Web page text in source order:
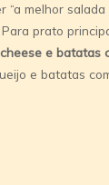
“a melhor
Para prato
e batatas
e batatas